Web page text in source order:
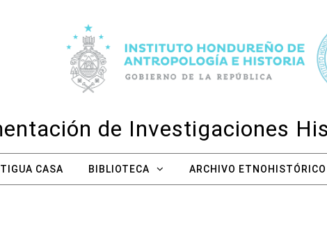
de Investigaciones
CASA BIBLIOTECA ARCHIVO ETNOHISTÓRICO